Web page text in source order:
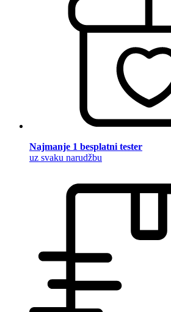
Najmanje 1 besplatni tester
uz svaku narudžbu